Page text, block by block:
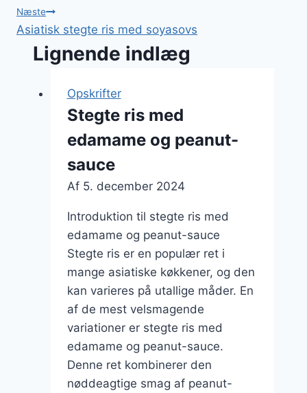
Næste
Asiatisk stegte ris med soyasovs
Lignende indlæg
Opskrifter
Stegte ris med
edamame og peanut-
sauce
Af 5. december 2024
Introduktion til stegte ris med
edamame og peanut-sauce
Stegte ris er en populær ret i
mange asiatiske køkkener, og den
kan varieres på utallige måder. En
af de mest velsmagende
variationer er stegte ris med
edamame og peanut-sauce.
Denne ret kombinerer den
nøddeagtige smag af peanut-